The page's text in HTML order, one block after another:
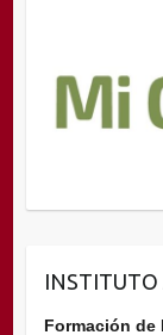
INSTITUTO
Formación de